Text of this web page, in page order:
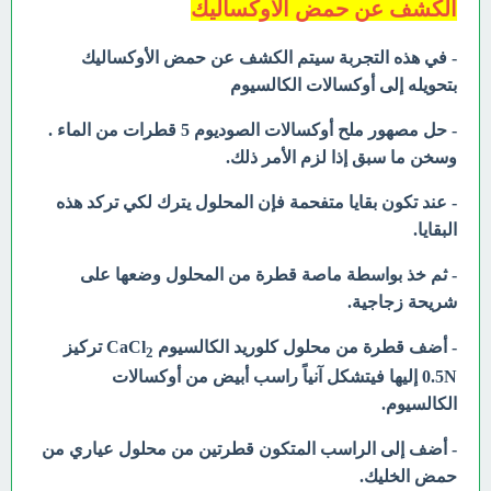
الكشف عن حمض الأوكساليك
- في هذه التجربة سيتم الكشف عن حمض الأوكساليك
بتحويله إلى أوكسالات الكالسيوم
- حل مصهور ملح أوكسالات الصوديوم 5 قطرات من الماء .
وسخن ما سبق إذا لزم الأمر ذلك.
- عند تكون بقايا متفحمة فإن المحلول يترك لكي تركد هذه
البقايا.
- ثم خذ بواسطة ماصة قطرة من المحلول وضعها على
شريحة زجاجية.
- أضف قطرة من محلول كلوريد الكالسيوم CaCl 2
تركيز
0.5N إليها فيتشكل آنياً راسب أبيض من أوكسالات
الكالسيوم.
- أضف إلى الراسب المتكون قطرتين من محلول عياري من
حمض الخليك.